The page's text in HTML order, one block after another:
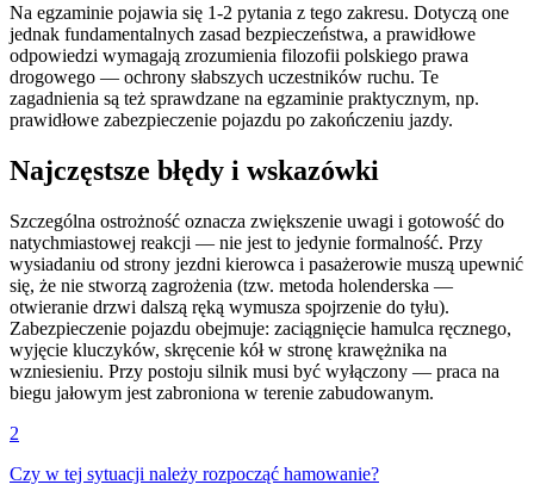
Na egzaminie pojawia się 1-2 pytania z tego zakresu. Dotyczą one
jednak fundamentalnych zasad bezpieczeństwa, a prawidłowe
odpowiedzi wymagają zrozumienia filozofii polskiego prawa
drogowego — ochrony słabszych uczestników ruchu. Te
zagadnienia są też sprawdzane na egzaminie praktycznym, np.
prawidłowe zabezpieczenie pojazdu po zakończeniu jazdy.
Najczęstsze błędy i wskazówki
Szczególna ostrożność oznacza zwiększenie uwagi i gotowość do
natychmiastowej reakcji — nie jest to jedynie formalność. Przy
wysiadaniu od strony jezdni kierowca i pasażerowie muszą upewnić
się, że nie stworzą zagrożenia (tzw. metoda holenderska —
otwieranie drzwi dalszą ręką wymusza spojrzenie do tyłu).
Zabezpieczenie pojazdu obejmuje: zaciągnięcie hamulca ręcznego,
wyjęcie kluczyków, skręcenie kół w stronę krawężnika na
wzniesieniu. Przy postoju silnik musi być wyłączony — praca na
biegu jałowym jest zabroniona w terenie zabudowanym.
2
Czy w tej sytuacji należy rozpocząć hamowanie?